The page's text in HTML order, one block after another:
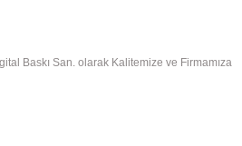
Baskı San. olarak Kalitemize ve Firmamıza